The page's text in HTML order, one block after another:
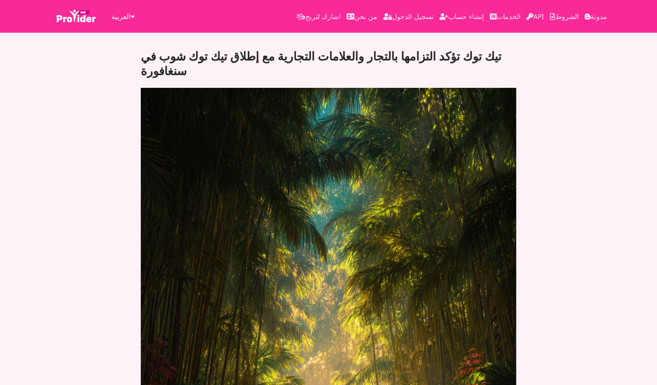
العربية شارك لتربح! من نحن تسجيل الدخول إنشاء حساب الخدمات API الشروط مدونة
تيك توك تؤكد التزامها بالتجار والعلامات التجارية مع إطلاق تيك توك شوب في
سنغافورة